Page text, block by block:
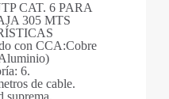
CAT. 6 PARA
305 MTS
con CCA:Cobre
6.
de cable.
suprema.